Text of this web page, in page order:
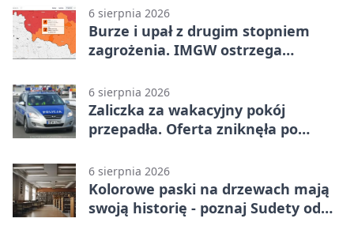
6 sierpnia 2026
Burze i upał z drugim stopniem
zagrożenia. IMGW ostrzega
6 sierpnia 2026
Zaliczka za wakacyjny pokój
przepadła. Oferta zniknęła po
6 sierpnia 2026
Kolorowe paski na drzewach mają
swoją historię - poznaj Sudety od